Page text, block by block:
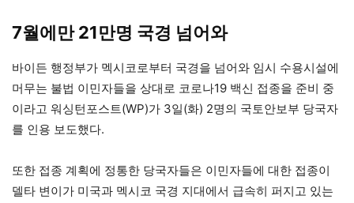
7월에만 21만명 국경 넘어와
바이든 행정부가 멕시코로부터 국경을 넘어와 임시 수용시설에
머무는 불법 이민자들을 상대로 코로나19 백신 접종을 준비 중
이라고 워싱턴포스트(WP)가 3일(화) 2명의 국토안보부 당국자
를 인용 보도했다.
또한 접종 계획에 정통한 당국자들은 이민자들에 대한 접종이
델타 변이가 미국과 멕시코 국경 지대에서 급속히 퍼지고 있는